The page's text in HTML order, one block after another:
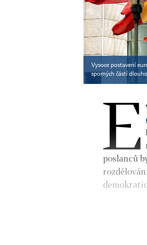
Vysoce postavení
sporných částí
E
poslanců